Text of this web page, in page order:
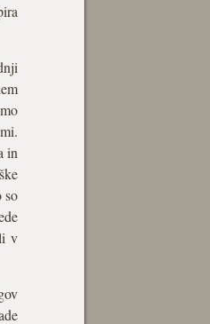
in
so
v